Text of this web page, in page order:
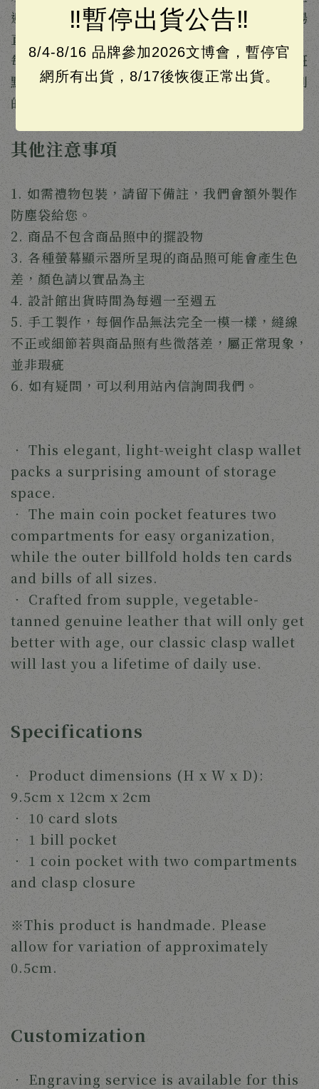
‼️暫停出貨公告‼️
8/4-8/16 品牌參加2026文博會，暫停官
網所有出貨，8/17後恢復正常出貨。
避免使用吹風機或放在太陽下曬乾，但應避免太陽
直射
每塊皮革都有著不同紋理、皺褶，甚至是傷疤或斑
點，這些都是皮料自己的印記，也是皮革製品特別
的地方。
其他注意事項
1. 如需禮物包裝，請留下備註，我們會額外製作
防塵袋給您。
2. 商品不包含商品照中的擺設物
3. 各種螢幕顯示器所呈現的商品照可能會產生色
差，顏色請以實品為主
4. 設計館出貨時間為每週一至週五
5. 手工製作，每個作品無法完全一模一樣，縫線
不正或細節若與商品照有些微落差，屬正常現象，
並非瑕疵
6. 如有疑問，可以利用站內信詢問我們。
‧ This elegant, light-weight clasp wallet
packs a surprising amount of storage
space.
‧ The main coin pocket features two
compartments for easy organization,
while the outer billfold holds ten cards
and bills of all sizes.
‧ Crafted from supple, vegetable-
tanned genuine leather that will only get
better with age, our classic clasp wallet
will last you a lifetime of daily use.
Specifications
‧ Product dimensions (H x W x D):
9.5cm x 12cm x 2cm
‧ 10 card slots
‧ 1 bill pocket
‧ 1 coin pocket with two compartments
and clasp closure
※This product is handmade. Please
allow for variation of approximately
0.5cm.
Customization
‧ Engraving service is available for this